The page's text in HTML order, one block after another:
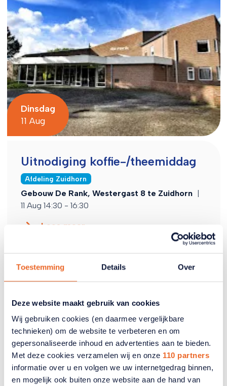
Toestemming Details Over
Deze website maakt gebruik van cookies
Wij gebruiken cookies (en daarmee vergelijkbare
technieken) om de website te verbeteren en om
gepersonaliseerde inhoud en advertenties aan te bieden.
Met deze cookies verzamelen wij en onze 110 partners
informatie over u en volgen we uw internetgedrag binnen,
en mogelijk ook buiten onze website aan de hand van
Dinsdag
11 Aug
Uitnodiging koffie-/theemiddag
Afdeling Zuidhorn
Gebouw De Rank, Westergast 8 te Zuidhorn |
11 Aug 14:30 - 16:30
Lees meer